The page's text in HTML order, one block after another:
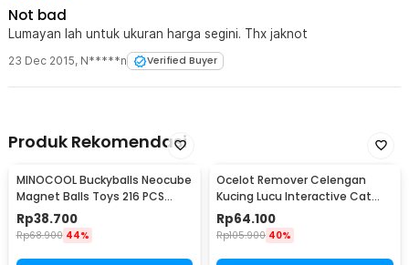
Not bad
Lumayan lah untuk ukuran harga segini. Thx jaknot
23 Dec 2015, N*****n Verified Buyer
Produk Rekomendasi
MINOCOOL Buckyballs Neocube
Magnet Balls Toys 216 PCS
3mm - TH007004A
Rp38.700
Rp68.900 44%
Ocelot Remover Celengan
Kucing Lucu Interactive Cat
Piggy Bank - 0120
Rp64.100
Rp105.900 40%